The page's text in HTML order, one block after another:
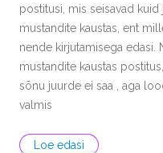
postitusi, mis seisavad
mustandite kaustas, ent
nende kirjutamisega edasi.
mustandite kaustas
sõnu juurde ei saa , aga
valmis
Loe edasi